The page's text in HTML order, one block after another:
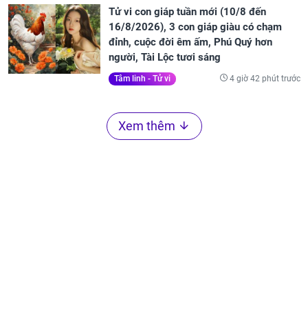
Tử vi con giáp tuần mới (10/8 đến
16/8/2026), 3 con giáp giàu có chạm
đỉnh, cuộc đời êm ấm, Phú Quý hơn
người, Tài Lộc tươi sáng
Tâm linh - Tử vi 4 giờ 42 phút trước
Xem thêm